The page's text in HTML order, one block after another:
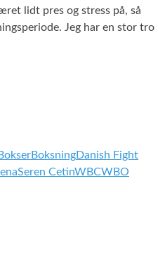
lidt pres og stress på, så
Jeg har en stor tro
BokserBoksningDanish Fight
Seren CetinWBCWBO